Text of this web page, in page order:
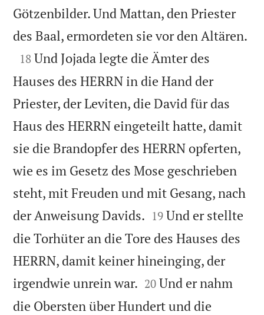
Götzenbilder. Und Mattan, den Priester
des Baal, ermordeten sie vor den Altären.

18 Und Jojada legte die Ämter des
Hauses des HERRN in die Hand der
Priester, der Leviten, die David für das
Haus des HERRN eingeteilt hatte, damit
sie die Brandopfer des HERRN opferten,
wie es im Gesetz des Mose geschrieben
steht, mit Freuden und mit Gesang, nach
der Anweisung Davids. 

19 Und er stellte
die Torhüter an die Tore des Hauses des
HERRN, damit keiner hineinging, der
irgendwie unrein war. 

20 Und er nahm
die Obersten über Hundert und die